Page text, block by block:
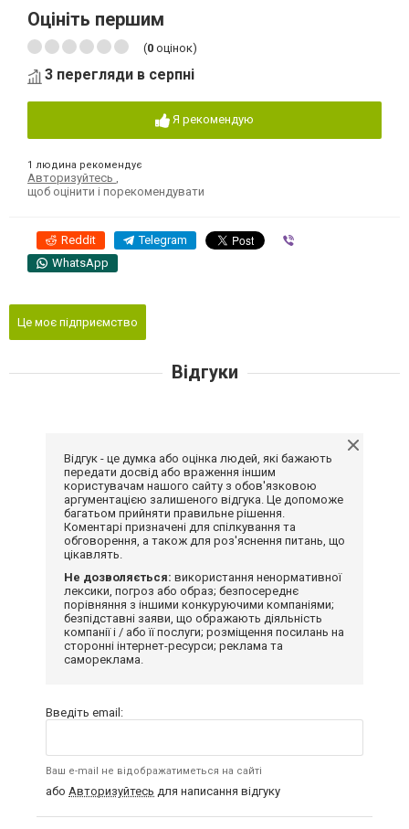
Оцініть першим
(0 оцінок)
3 перегляди в серпні
Я рекомендую
1 людина рекомендує
Авторизуйтесь
щоб оцінити і порекомендувати
Reddit Telegram
WhatsApp
Це моє підприємство
Відгуки
Відгук - це думка або оцінка людей, які бажають
передати досвід або враження іншим
користувачам нашого сайту з обов'язковою
аргументацією залишеного відгука. Це допоможе
багатьом прийняти правильне рішення.
Коментарі призначені для спілкування та
обговорення, а також для роз'яснення питань, що
цікавлять.
Не дозволяється: використання ненормативної
лексики, погроз або образ; безпосереднє
порівняння з іншими конкуруючими компаніями;
безпідставні заяви, що ображають діяльність
компанії і / або її послуги; розміщення посилань на
сторонні інтернет-ресурси; реклама та
самореклама.
Введіть email:
Ваш e-mail не відображатиметься на сайті
або Авторизуйтесь для написання відгуку